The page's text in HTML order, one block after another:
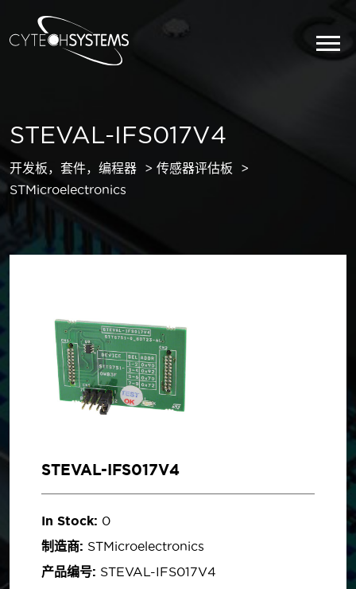
STEVAL-IFS017V4
开发板，套件，编程器
传感器评估板
STMicroelectronics
STEVAL-IFS017V4
In Stock: 0
制造商: STMicroelectronics
产品编号: STEVAL-IFS017V4